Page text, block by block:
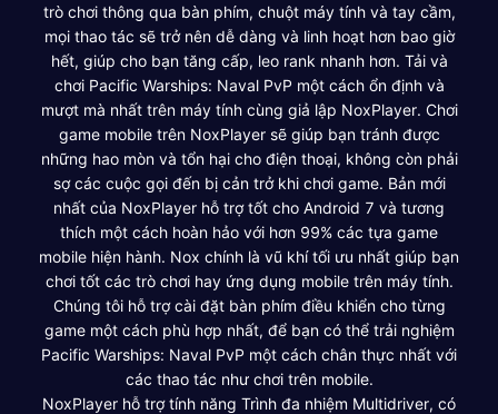
trò chơi thông qua bàn phím, chuột máy tính và tay cầm,
mọi thao tác sẽ trở nên dễ dàng và linh hoạt hơn bao giờ
hết, giúp cho bạn tăng cấp, leo rank nhanh hơn. Tải và
chơi Pacific Warships: Naval PvP một cách ổn định và
mượt mà nhất trên máy tính cùng giả lập NoxPlayer. Chơi
game mobile trên NoxPlayer sẽ giúp bạn tránh được
những hao mòn và tổn hại cho điện thoại, không còn phải
sợ các cuộc gọi đến bị cản trở khi chơi game. Bản mới
nhất của NoxPlayer hỗ trợ tốt cho Android 7 và tương
thích một cách hoàn hảo với hơn 99% các tựa game
mobile hiện hành. Nox chính là vũ khí tối ưu nhất giúp bạn
chơi tốt các trò chơi hay ứng dụng mobile trên máy tính.
Chúng tôi hỗ trợ cài đặt bàn phím điều khiển cho từng
game một cách phù hợp nhất, để bạn có thể trải nghiệm
Pacific Warships: Naval PvP một cách chân thực nhất với
các thao tác như chơi trên mobile.
NoxPlayer hỗ trợ tính năng Trình đa nhiệm Multidriver, có